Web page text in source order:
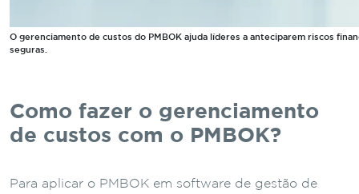
O gerenciamento de custos do PMBOK ajuda líderes a anteciparem riscos
seguras.
Como fazer o gerenciamento
de custos com o PMBOK?
Para aplicar o PMBOK em software de gestão de